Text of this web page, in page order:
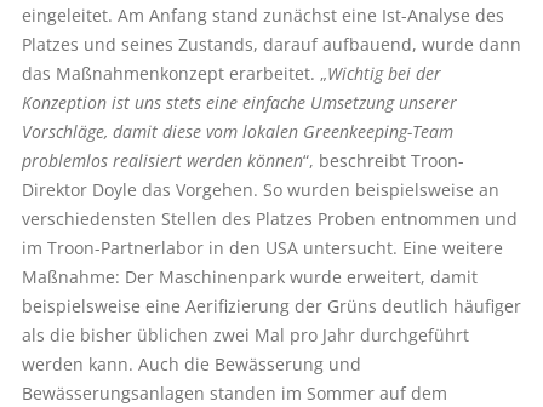
eingeleitet. Am Anfang stand zunächst eine Ist-Analyse des
Platzes und seines Zustands, darauf aufbauend, wurde dann
das Maßnahmenkonzept erarbeitet. „Wichtig bei der
Konzeption ist uns stets eine einfache Umsetzung unserer
Vorschläge, damit diese vom lokalen Greenkeeping-Team
problemlos realisiert werden können“, beschreibt Troon-
Direktor Doyle das Vorgehen. So wurden beispielsweise an
verschiedensten Stellen des Platzes Proben entnommen und
im Troon-Partnerlabor in den USA untersucht. Eine weitere
Maßnahme: Der Maschinenpark wurde erweitert, damit
beispielsweise eine Aerifizierung der Grüns deutlich häufiger
als die bisher üblichen zwei Mal pro Jahr durchgeführt
werden kann. Auch die Bewässerung und
Bewässerungsanlagen standen im Sommer auf dem